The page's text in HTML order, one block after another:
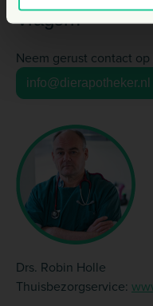
Vragen?
Neem gerust contact op
info@dierapotheker.nl
Drs. Robin Holle
Thuisbezorgservice: